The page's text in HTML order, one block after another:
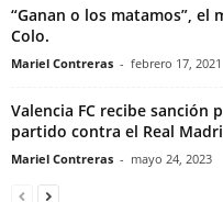
“Ganan o los matamos”, el
Colo.
Mariel Contreras - febrero 17, 2021
Valencia FC recibe
partido contra el Real
Mariel Contreras - mayo 24, 2023